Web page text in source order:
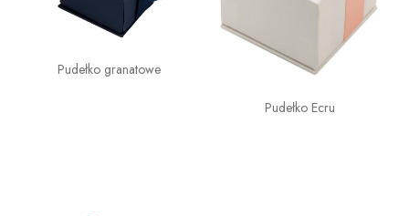
Pudełko granatowe
Pudełko Ecru